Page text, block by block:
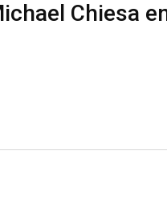
Chiesa